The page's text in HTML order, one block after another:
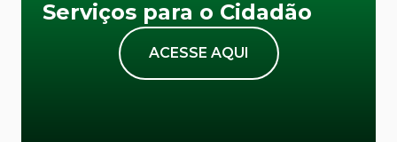
Serviços para o Cidadão
ACESSE AQUI